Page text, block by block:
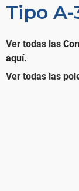
Tipo A-
Ver todas las
aquí.
Ver todas las